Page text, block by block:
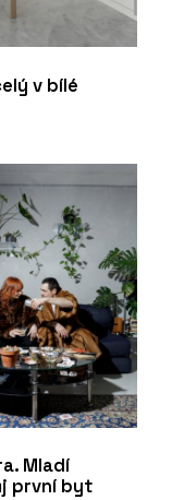
v bílé
Mladí
první byt